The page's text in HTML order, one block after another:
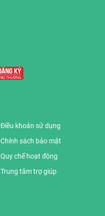
Điều khoản sử dụng
Chính sách bảo mật
Quy chế hoạt động
Trung tâm trợ giúp